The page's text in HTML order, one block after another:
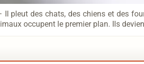
Il pleut des chats, des chiens et des
occupent le premier plan. Ils